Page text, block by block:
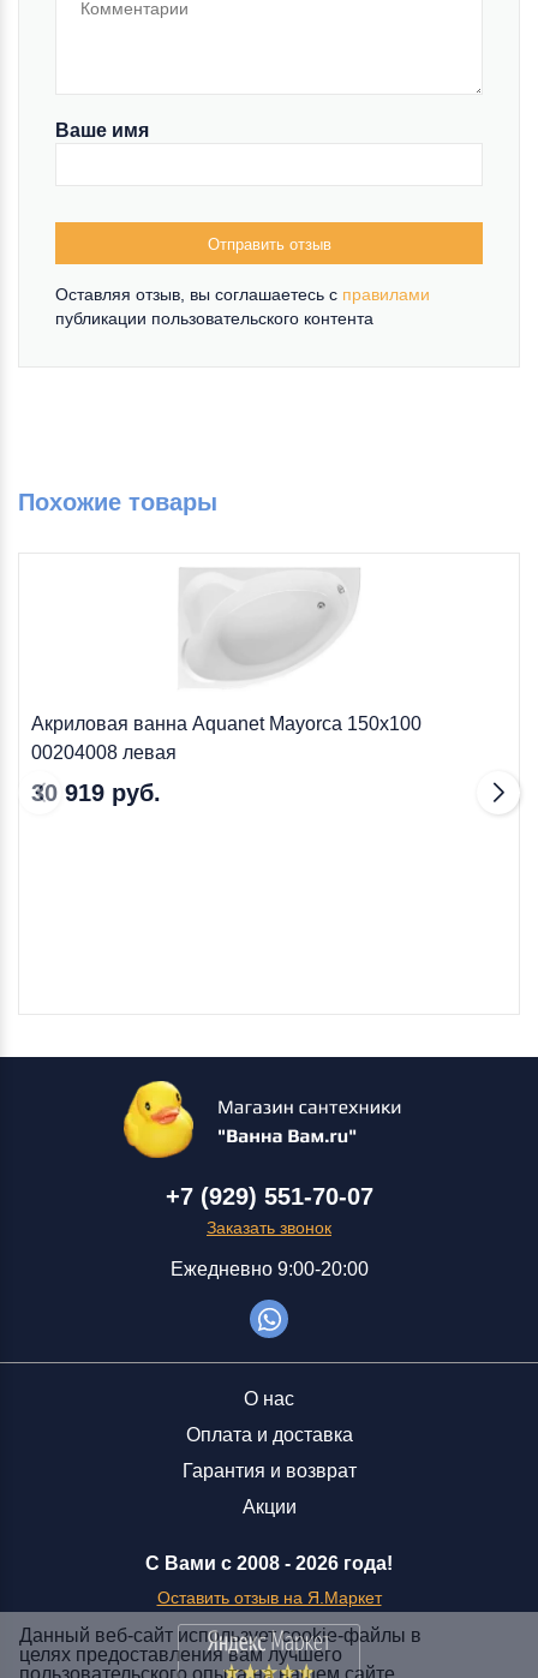
Ваше имя
Отправить отзыв
Оставляя отзыв, вы соглашаетесь c правилами
публикации пользовательского контента
Похожие товары
Акриловая ванна Aquanet Mayorca 150x100
00204008 левая
30 919 руб.
+7 (929) 551-70-07
Заказать звонок
Ежедневно 9:00-20:00
С Вами с 2008 - 2026 года!
Оставить отзыв на Я.Маркет
О нас
Оплата и доставка
Гарантия и возврат
Акции
Данный веб-сайт использует cookie-файлы в
целях предоставления вам лучшего
пользовательского опыта на нашем сайте.